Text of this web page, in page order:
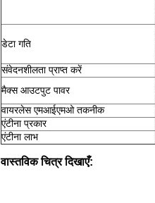
डेटा गति
संवेदनशीलता प्राप्त करें
मैक्स आउटपुट पावर
वायरलेस एमआईएमओ तकनीक
एंटीना प्रकार
एंटीना लाभ
वास्तविक चित्र दिखाएँ: